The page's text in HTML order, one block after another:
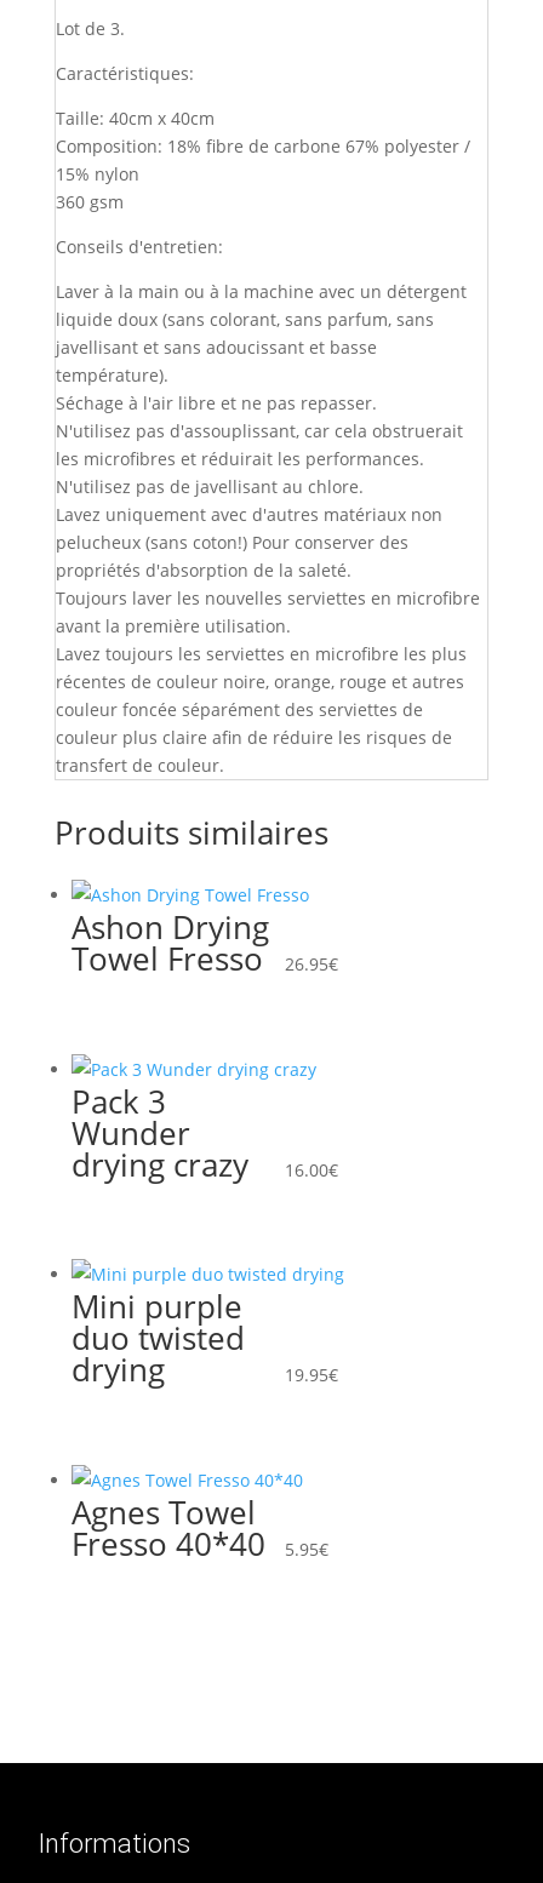
Lot de 3.
Caractéristiques:
Taille: 40cm x 40cm
Composition: 18% fibre de carbone 67% polyester /
15% nylon
360 gsm
Conseils d'entretien:
Laver à la main ou à la machine avec un détergent
liquide doux (sans colorant, sans parfum, sans
javellisant et sans adoucissant et basse
température).
Séchage à l'air libre et ne pas repasser.
N'utilisez pas d'assouplissant, car cela obstruerait
les microfibres et réduirait les performances.
N'utilisez pas de javellisant au chlore.
Lavez uniquement avec d'autres matériaux non
pelucheux (sans coton!) Pour conserver des
propriétés d'absorption de la saleté.
Toujours laver les nouvelles serviettes en microfibre
avant la première utilisation.
Lavez toujours les serviettes en microfibre les plus
récentes de couleur noire, orange, rouge et autres
couleur foncée séparément des serviettes de
couleur plus claire afin de réduire les risques de
transfert de couleur.
Produits similaires
Ashon Drying
Towel Fresso 26.95€
Pack 3
Wunder
drying crazy 16.00€
Mini purple
duo twisted
drying 19.95€
Agnes Towel
Fresso 40*40 5.95€
Informations